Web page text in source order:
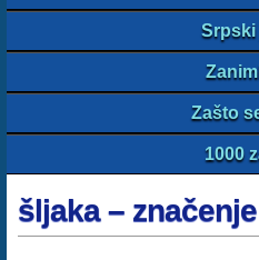
Srpski
Zašto
1000
šljaka – značenje